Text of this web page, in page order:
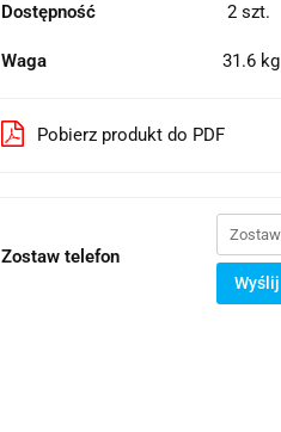
Dostępność 2 szt.
Waga 31.6 kg
Pobierz produkt do PDF
Zostaw telefon
Wyślij